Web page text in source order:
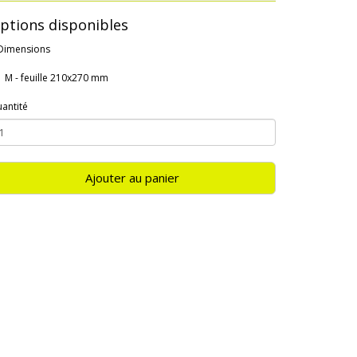
disponibles
M - feuille 210x270 mm
Ajouter au panier